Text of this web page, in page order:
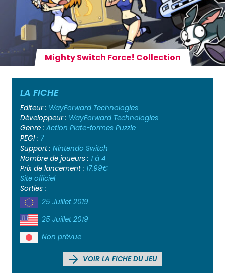
Mighty Switch Force! Collection
LA FICHE
Editeur : WayForward Technologies
Développeur : WayForward Technologies
Genre : Action Plate-formes Puzzle
PEGI : 7
Support : Nintendo Switch
Nombre de joueurs : 1 à 4
Prix de lancement : 17.99€
Site officiel
Sorties :
25 Juillet 2019
25 Juillet 2019
Non prévue
VOIR LA FICHE DU JEU